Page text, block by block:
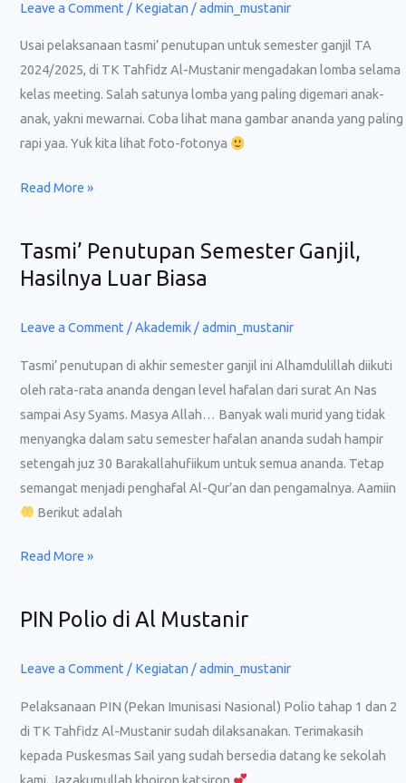
Leave a Comment / Kegiatan /admin_mustanir
Usai pelaksanaan tasmi’ penutupan untuk semester ganjil TA
2024/2025, di TK Tahfidz Al-Mustanir mengadakan lomba selama
kelas meeting. Salah satunya lomba yang paling digemari anak-
anak, yakni mewarnai. Coba lihat mana gambar ananda yang paling
rapi yaa. Yuk kita lihat foto-fotonya
time!
Read More »
Tasmi’ Penutupan Semester Ganjil,
Hasilnya Luar Biasa
Leave a Comment /Akademik/admin_mustanir
Tasmi’ penutupan di akhir semester ganjil ini Alhamdulillah diikuti
oleh rata-rata ananda dengan level hafalan dari surat An Nas
sampai Asy Syams. Masya Allah… Banyak wali murid yang tidak
menyangka dalam satu semester hafalan ananda sudah hampir
setengah juz 30 Barakallahufiikum untuk semua ananda. Tetap
semangat menjadi penghafal Al-Qur’an dan pengamalnya. Aamiin
Berikut adalah
Tasmi’
Penutupan
Ganjil,
Luar
Biasa
Read More »
PIN Polio di Al Mustanir
Leave a Comment/ Kegiatan /admin_mustanir
Pelaksanaan PIN (Pekan Imunisasi Nasional) Polio tahap 1 dan 2
di TK Tahfidz Al-Mustanir sudah dilaksanakan. Terimakasih
kepada Puskesmas Sail yang sudah bersedia datang ke sekolah
kami. Jazakumullah khoiron katsiron
PIN
di
Mustanir